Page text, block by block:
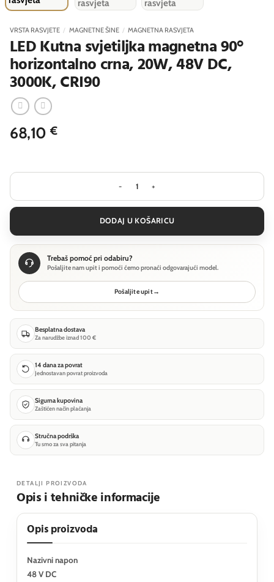
VRSTA RASVJETE / MAGNETNE ŠINE / MAGNETNA RASVJETA
LED Kutna svjetiljka magnetna 90°
horizontalno crna, 20W, 48V DC,
3000K, CRI90
68,10 €
LED Kutna svjetiljka magnetna 90°
DODAJ U KOŠARICU
Trebaš pomoć pri odabiru?
Pošaljite nam upit i pomoći ćemo pronaći odgovarajući model.
Pošaljite upit→
Besplatna dostava
Za narudžbe iznad 100 €
14 dana za povrat
Jednostavan povrat proizvoda
Sigurna kupovina
Zaštićen način plaćanja
Stručna podrška
Tu smo za sva pitanja
DETALJI PROIZVODA
Opis i tehničke informacije
Opis proizvoda
Nazivni napon
48 V DC